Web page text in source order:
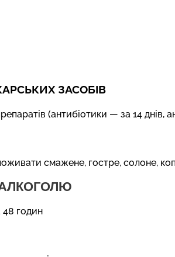
ЗАСОБІВ
(антибіотики — за 14 днів,
смажене, гостре, солоне,
годин